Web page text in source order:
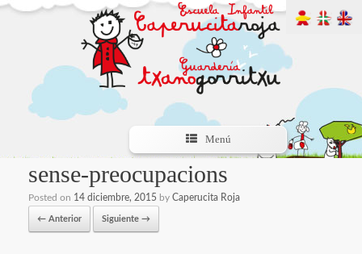
Menú
sense-preocupacions
Posted on 14 diciembre, 2015 by Caperucita Roja
← Anterior Siguiente →